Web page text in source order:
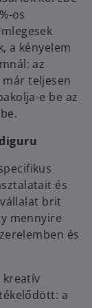
os
a kényelem
az
már teljesen
e be az
és
brit
mennyire
és
kreatív
a